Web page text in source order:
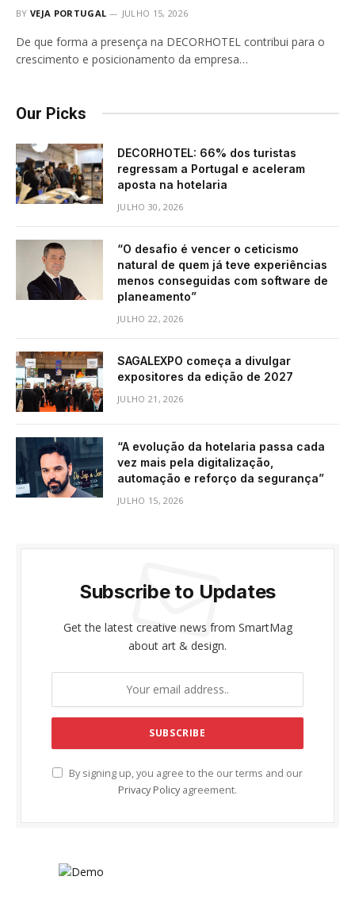
BY VEJA PORTUGAL JULHO 15, 2026
De que forma a presença na DECORHOTEL contribui para o
crescimento e posicionamento da empresa…
Our Picks
DECORHOTEL: 66% dos turistas
regressam a Portugal e aceleram
aposta na hotelaria
JULHO 30, 2026
“O desafio é vencer o ceticismo
natural de quem já teve experiências
menos conseguidas com software de
planeamento”
JULHO 22, 2026
SAGALEXPO começa a divulgar
expositores da edição de 2027
JULHO 21, 2026
“A evolução da hotelaria passa cada
vez mais pela digitalização,
automação e reforço da segurança”
JULHO 15, 2026
Subscribe to Updates
Get the latest creative news from SmartMag
about art & design.
By signing up, you agree to the our terms and our
Privacy Policy agreement.